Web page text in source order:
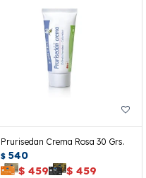
Prurisedan Crema Rosa 30 Grs.
$ 540
$ 459 $ 459